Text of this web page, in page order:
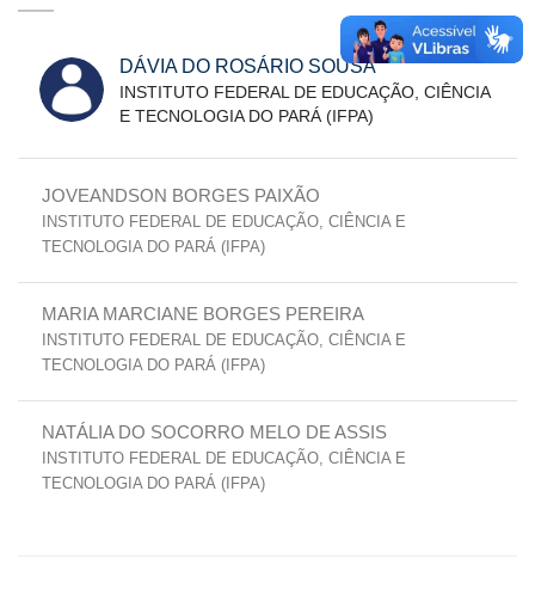
DÁVIA DO ROSÁRIO SOUSA
INSTITUTO FEDERAL DE EDUCAÇÃO, CIÊNCIA
E TECNOLOGIA DO PARÁ (IFPA)
JOVEANDSON BORGES PAIXÃO
INSTITUTO FEDERAL DE EDUCAÇÃO, CIÊNCIA E
TECNOLOGIA DO PARÁ (IFPA)
MARIA MARCIANE BORGES PEREIRA
INSTITUTO FEDERAL DE EDUCAÇÃO, CIÊNCIA E
TECNOLOGIA DO PARÁ (IFPA)
NATÁLIA DO SOCORRO MELO DE ASSIS
INSTITUTO FEDERAL DE EDUCAÇÃO, CIÊNCIA E
TECNOLOGIA DO PARÁ (IFPA)